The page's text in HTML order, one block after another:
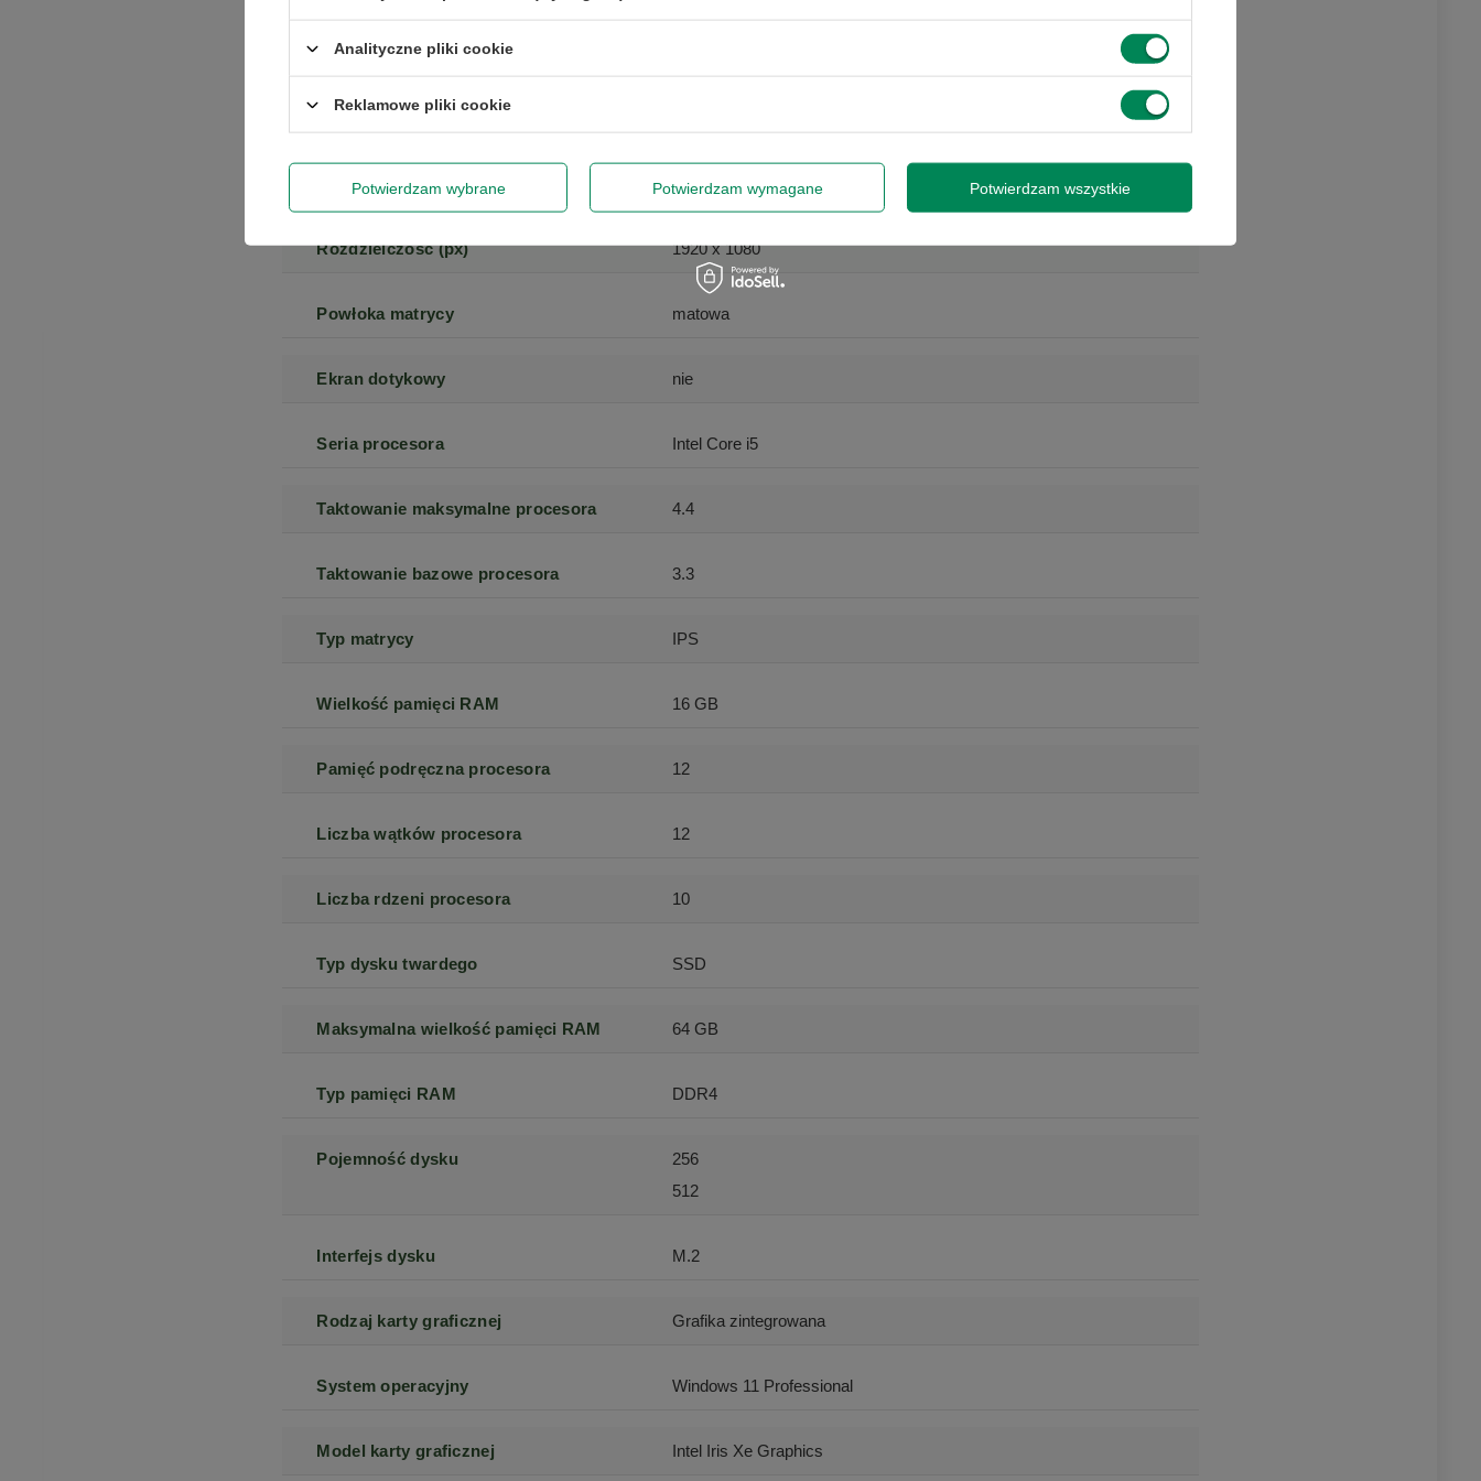
Model
Model procesora
Przekątna ekranu 15.6
Rozdzielczość (px) 1920 x 1080
Powłoka matrycy matowa
Ekran dotykowy nie
Seria procesora Intel Core i5
Taktowanie maksymalne procesora 4.4
Taktowanie bazowe procesora 3.3
Typ matrycy IPS
Wielkość pamięci RAM 16 GB
Pamięć podręczna procesora 12
Liczba wątków procesora 12
Liczba rdzeni procesora 10
Typ dysku twardego SSD
Maksymalna wielkość pamięci RAM 64 GB
Typ pamięci RAM DDR4
Pojemność dysku
256
512
Interfejs dysku M.2
Rodzaj karty graficznej Grafika zintegrowana
System operacyjny Windows 11 Professional
Model karty graficznej Intel Iris Xe Graphics
Rabat 50 zł przy zamówieniach powyżej 300 zł. Oferta jednorazowa, nie łączy się z innymi promocjami i nie
Wyrażam zgodę na przetwarzanie danych osobowych (adres e-mail) na potrzeby wysyłki
Zapisz się
Analityczne pliki cookie
Reklamowe pliki cookie
Potwierdzam wybrane Potwierdzam wymagane Potwierdzam wszystkie